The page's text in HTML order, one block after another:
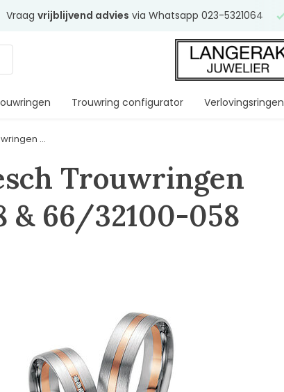
Vraag vrijblijvend advies via Whatsapp 023-5321064
Trouwring configurator Verlovingsringen
...
Trouwringen
66/32100-058